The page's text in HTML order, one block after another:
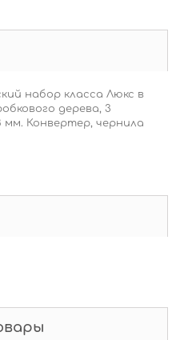
набор класса Люкс в
дерева, 3
мм. Конвертер, чернила